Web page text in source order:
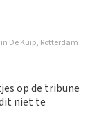
De Kuip, Rotterdam
op de tribune
niet te